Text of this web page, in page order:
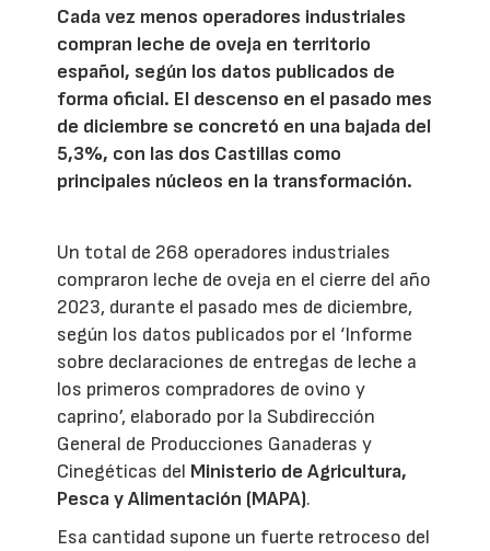
Cada vez menos operadores industriales
compran leche de oveja en territorio
español, según los datos publicados de
forma oficial. El descenso en el pasado mes
de diciembre se concretó en una bajada del
5,3%, con las dos Castillas como
principales núcleos en la transformación.
Un total de 268 operadores industriales
compraron leche de oveja en el cierre del año
2023, durante el pasado mes de diciembre,
según los datos publicados por el ‘Informe
sobre declaraciones de entregas de leche a
los primeros compradores de ovino y
caprino’, elaborado por la Subdirección
General de Producciones Ganaderas y
Cinegéticas del Ministerio de Agricultura,
Pesca y Alimentación (MAPA).
Esa cantidad supone un fuerte retroceso del